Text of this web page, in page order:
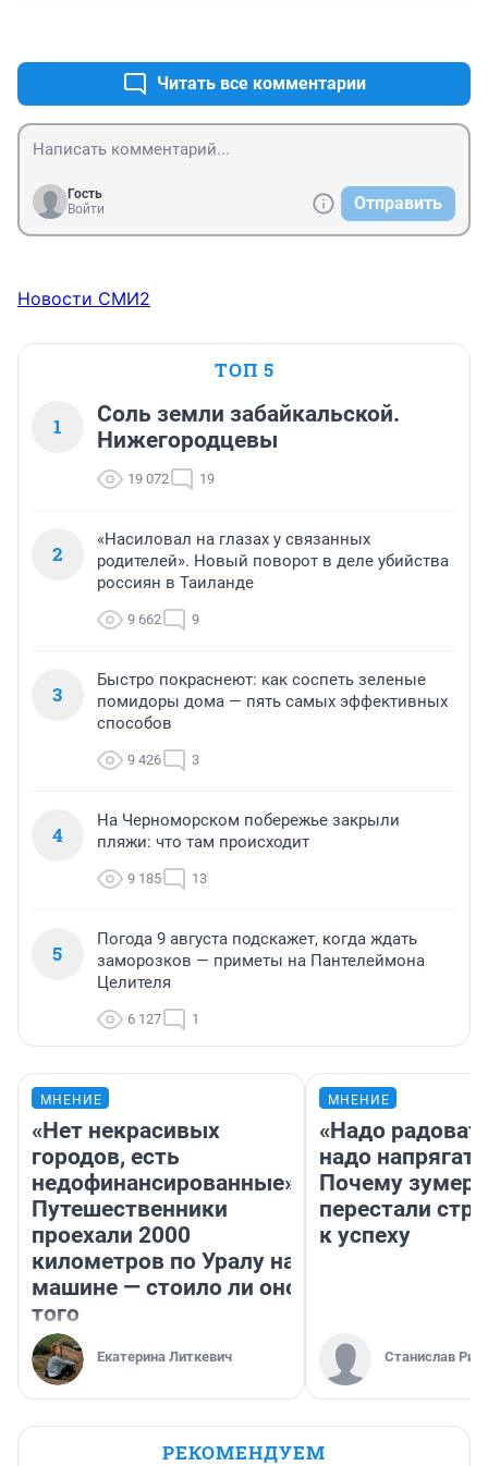
Читать все комментарии
Гость
Войти
Отправить
Новости СМИ2
ТОП 5
1
Соль земли забайкальской.
Нижегородцевы
19 072 19
2
«Насиловал на глазах у связанных
родителей». Новый поворот в деле убийства
россиян в Таиланде
9 662 9
3
Быстро покраснеют: как соспеть зеленые
помидоры дома — пять самых эффективных
способов
9 426 3
4
На Черноморском побережье закрыли
пляжи: что там происходит
9 185 13
5
Погода 9 августа подскажет, когда ждать
заморозков — приметы на Пантелеймона
Целителя
6 127 1
МНЕНИЕ
«Нет некрасивых
городов, есть
недофинансированные».
Путешественники
проехали 2000
километров по Уралу на
машине — стоило ли оно
того
Екатерина Литкевич
МНЕНИЕ
«Надо
надо
Почему
перестали
к успеху
Станислав
РЕКОМЕНДУЕМ